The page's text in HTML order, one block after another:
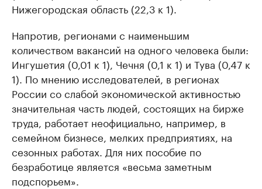
Нижегородская область (22,3 к 1).
Напротив, регионами с наименьшим
количеством вакансий на одного человека были:
Ингушетия (0,01 к 1), Чечня (0,1 к 1) и Тува (0,47 к
1). По мнению исследователей, в регионах
России со слабой экономической активностью
значительная часть людей, состоящих на бирже
труда, работает неофициально, например, в
семейном бизнесе, мелких предприятиях, на
сезонных работах. Для них пособие по
безработице является «весьма заметным
подспорьем».